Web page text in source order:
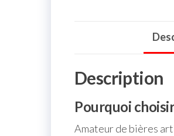
Description
Pourquoi
Amateur de bières